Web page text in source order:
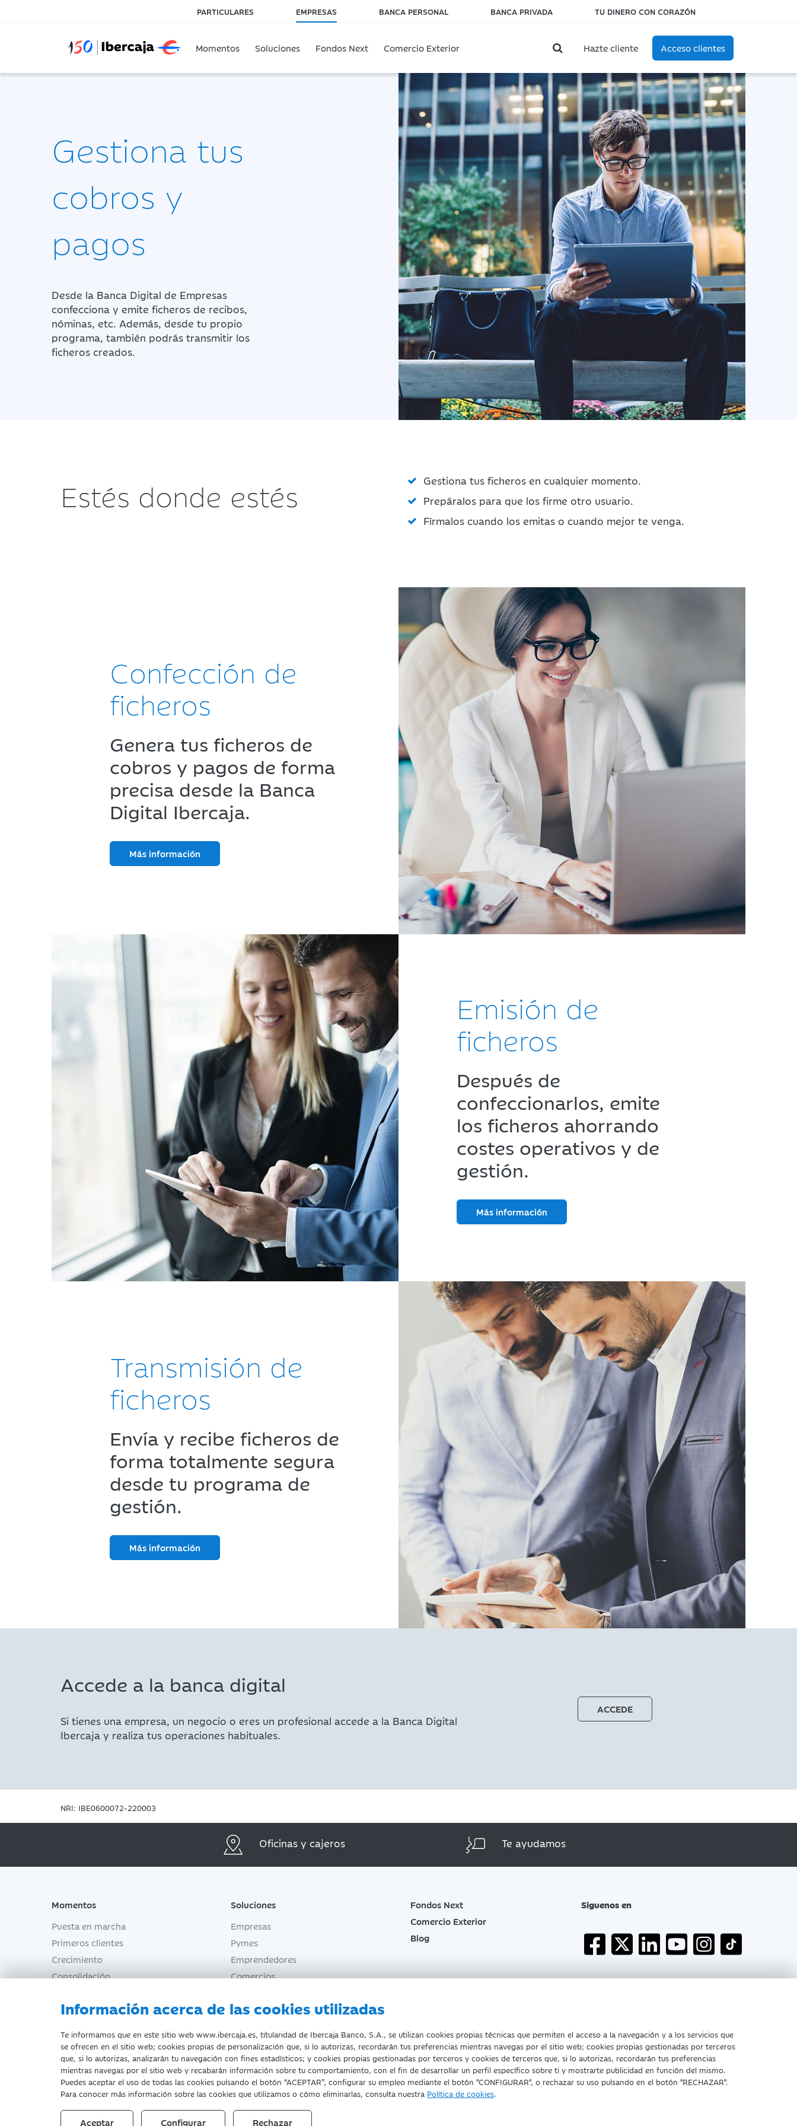
PARTICULARES EMPRESAS BANCA PERSONAL BANCA PRIVADA TU DINERO CON CORAZÓN
Momentos Soluciones Fondos Next Comercio Exterior Hazte cliente Acceso clientes
Gestiona tus
cobros y
pagos
Desde la Banca Digital de Empresas
confecciona y emite ficheros de recibos,
nóminas, etc. Además, desde tu propio
programa, también podrás transmitir los
ficheros creados.
Estés donde estés
Gestiona tus ficheros en cualquier momento.
Prepáralos para que los firme otro usuario.
Fírmalos cuando los emitas o cuando mejor te venga.
Confección de
ficheros
Genera tus ficheros de
cobros y pagos de forma
precisa desde la Banca
Digital Ibercaja.
Más información
Emisión de
ficheros
Después de
confeccionarlos, emite
los ficheros ahorrando
costes operativos y de
gestión.
Más información
Transmisión de
ficheros
Envía y recibe ficheros de
forma totalmente segura
desde tu programa de
gestión.
Más información
Accede a la banca digital
Si tienes una empresa, un negocio o eres un profesional accede a la Banca Digital
Ibercaja y realiza tus operaciones habituales.
ACCEDE
NRI: IBE0600072-220003
Oficinas y cajeros Te ayudamos
Información acerca de las cookies utilizadas
Te informamos que en este sitio web www.ibercaja.es, titularidad de Ibercaja Banco, S.A., se utilizan cookies propias técnicas que permiten el acceso a la navegación y a los servicios que
se ofrecen en el sitio web; cookies propias de personalización que, si lo autorizas, recordarán tus preferencias mientras navegas por el sitio web; cookies propias gestionadas por terceros
que, si lo autorizas, analizarán tu navegación con fines estadísticos; y cookies propias gestionadas por terceros y cookies de terceros que, si lo autorizas, recordarán tus preferencias
mientras navegas por el sitio web y recabarán información sobre tu comportamiento, con el fin de desarrollar un perfil específico sobre ti y mostrarte publicidad en función del mismo.
Puedes aceptar el uso de todas las cookies pulsando el botón “ACEPTAR”, configurar su empleo mediante el botón "CONFIGURAR", o rechazar su uso pulsando en el botón "RECHAZAR".
Para conocer más información sobre las cookies que utilizamos o cómo eliminarlas, consulta nuestra Política de cookies.
Aceptar Configurar Rechazar
Momentos
Puesta en marcha
Primeros clientes
Crecimiento
Consolidación
Soluciones
Empresas
Pymes
Emprendedores
Comercios
Agricultores y ganaderos
Fondos Next
Comercio Exterior
Blog
Síguenos en
Documentación a clientes Aviso Legal Protección datos personales Tarifas y Cotizaciones Tablón de Anuncios Política de cookies Declaración de accesibilidad
©Ibercaja Banco, S.A. - IBERCAJA - NIF. A-99319030 R.M. de Zaragoza (T.3865. F.1. H.Z.-52186, Inscripc.1º)